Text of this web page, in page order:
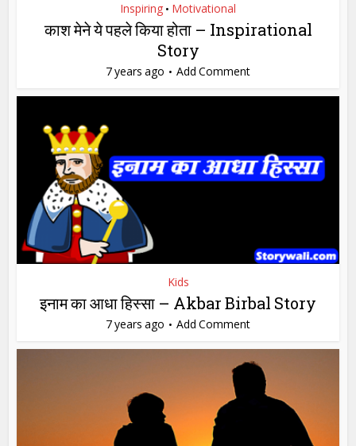
Inspiring • Motivational
काश मेने ये पहले किया होता – Inspirational
Story
7 years ago Add Comment
Kids
इनाम का आधा हिस्सा – Akbar Birbal Story
7 years ago Add Comment